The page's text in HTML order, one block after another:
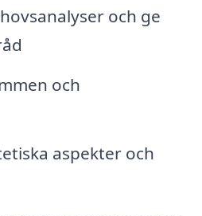
och ge
och
aspekter och